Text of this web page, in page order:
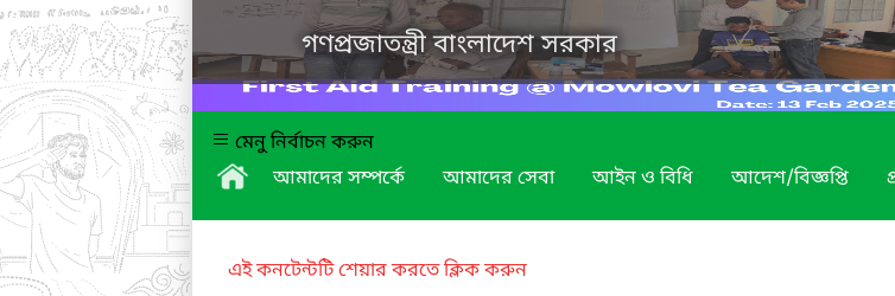
গণপ্রজাতন্ত্রী বাংলাদেশ সরকার
মেনু নির্বাচন করুন
আমাদের সম্পর্কে
আমাদের সেবা আইন ও বিধি আদেশ/বিজ্ঞপ্তি
এই কনটেন্টটি শেয়ার করতে ক্লিক করুন